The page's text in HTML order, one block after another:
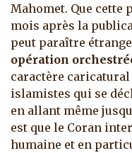
Mahomet. Que cette
mois après la
peut paraître
opération
caractère
islamistes qui se
en allant même
est que le Coran
humaine et en